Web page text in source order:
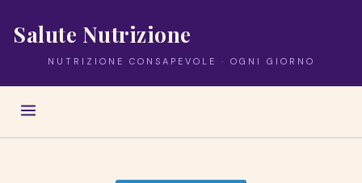
Salute Nutrizione
NUTRIZIONE CONSAPEVOLE · OGNI GIORNO